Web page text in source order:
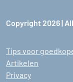
Copyright 2026 |
Tips voor
Artikelen
Privacy